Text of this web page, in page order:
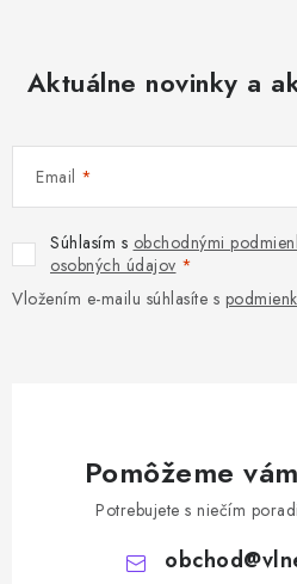
Aktuálne novinky a
Email
Súhlasím s obchodnými
osobných údajov
Vložením e-mailu súhlasíte s
Pomôžeme
Potrebujete s niečím
obchod@